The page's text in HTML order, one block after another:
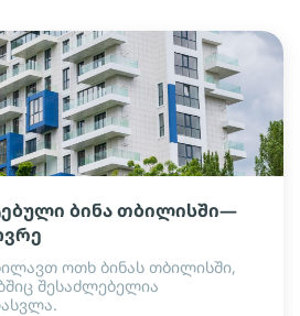
ბინა თბილისში—
ოთხ ბინას თბილისში,
შესაძლებელია